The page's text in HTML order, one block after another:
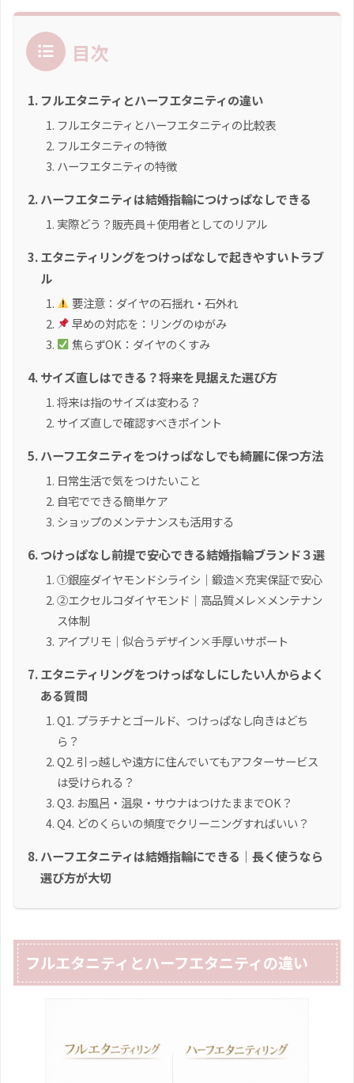
目次
フルエタニティとハーフエタニティの違い
フルエタニティとハーフエタニティの比較表
フルエタニティの特徴
ハーフエタニティの特徴
ハーフエタニティは結婚指輪につけっぱなしできる
実際どう？販売員＋使用者としてのリアル
エタニティリングをつけっぱなしで起きやすいトラブ
ル
要注意：ダイヤの石揺れ・石外れ
早めの対応を：リングのゆがみ
焦らずOK：ダイヤのくすみ
サイズ直しはできる？将来を見据えた選び方
将来は指のサイズは変わる？
サイズ直しで確認すべきポイント
ハーフエタニティをつけっぱなしでも綺麗に保つ方法
日常生活で気をつけたいこと
自宅でできる簡単ケア
ショップのメンテナンスも活用する
つけっぱなし前提で安心できる結婚指輪ブランド３選
①銀座ダイヤモンドシライシ｜鍛造×充実保証で安心
②エクセルコダイヤモンド｜高品質メレ×メンテナン
ス体制
アイプリモ｜似合うデザイン×手厚いサポート
エタニティリングをつけっぱなしにしたい人からよく
ある質問
Q1. プラチナとゴールド、つけっぱなし向きはどち
ら？
Q2. 引っ越しや遠方に住んでいてもアフターサービス
は受けられる？
Q3. お風呂・温泉・サウナはつけたままでOK？
Q4. どのくらいの頻度でクリーニングすればいい？
ハーフエタニティは結婚指輪にできる｜長く使うなら
選び方が大切
フルエタニティとハーフエタニティの違い